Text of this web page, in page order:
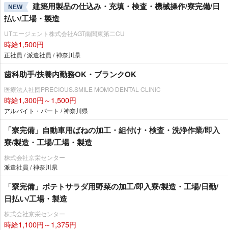
NEW
建築用製品の仕込み・充填・検査・機械操作/寮完備/日
払い/工場・製造
UTエージェント株式会社AGT南関東第二CU
時給1,500円
正社員 / 派遣社員 / 神奈川県
歯科助手/扶養内勤務OK・ブランクOK
医療法人社団PRECIOUS.SMILE MOMO DENTAL CLINIC
時給1,300円～1,500円
アルバイト・パート / 神奈川県
「寮完備」自動車用ばねの加工・組付け・検査・洗浄作業/即入
寮/製造・工場/工場・製造
株式会社京栄センター
派遣社員 / 神奈川県
「寮完備」ポテトサラダ用野菜の加工/即入寮/製造・工場/日勤/
日払い/工場・製造
株式会社京栄センター
時給1,100円～1,375円